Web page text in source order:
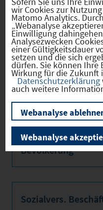
Grundsteu
er B
* Aktueller Stand
Kommune
Firmenstandorte
Bevölkerung
Sozialvers.
wir Cookies zur
Matomo Analytics.
„Webanalyse
Einwilligung
Analysezwecken
einer Gültigkeitsdauer
setzen und die sich
dürfen. Sie können
Wirkung für die Zukunft
Datenschutzerklärung
auch weitere
Webanalyse
Webanalyse